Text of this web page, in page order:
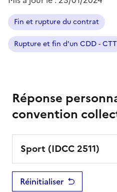
Fin et rupture du contrat
Rupture et fin d'un CDD - CTT
Réponse
convention
Sport (IDCC 2511)
Réinitialiser